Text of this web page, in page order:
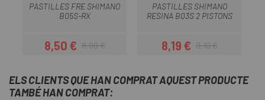
PASTILLES FRE SHIMANO
B05S-RX
Preu
8,50 €Preu regular
8,99 €
PASTILLES SHIMANO
RESINA B03S 2 PISTONS
Preu
8,19 €Preu regular
9,10 €
ELS CLIENTS QUE HAN COMPRAT AQUEST PRODUCTE
TAMBÉ HAN COMPRAT: